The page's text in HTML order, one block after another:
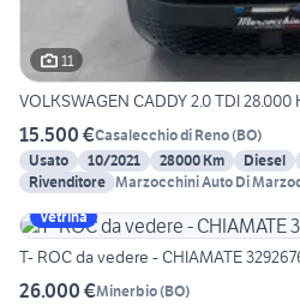
11
VOLKSWAGEN CADDY 2.0 TDI 28.000
15.500 €Casalecchio di Reno(BO)
Usato
10/2021 28000 Km Diesel
Rivenditore Marzocchini Auto Di
Vetrina
T- ROC da vedere - CHIAMATE
26.000 €Minerbio(BO)